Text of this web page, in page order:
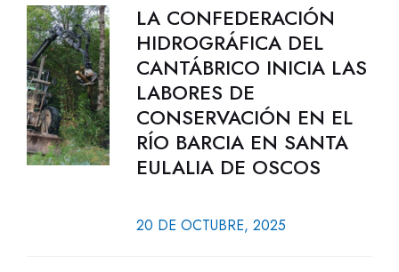
LA CONFEDERACIÓN
HIDROGRÁFICA DEL
CANTÁBRICO INICIA LAS
LABORES DE
CONSERVACIÓN EN EL
RÍO BARCIA EN SANTA
EULALIA DE OSCOS
20 DE OCTUBRE, 2025